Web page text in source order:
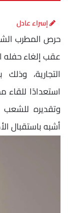
إسراء عادل
حرص المطرب
عقب إلغاء حفله
التجارية،
استعدادًا
وتقديره للشعب
أشبه باستقبال